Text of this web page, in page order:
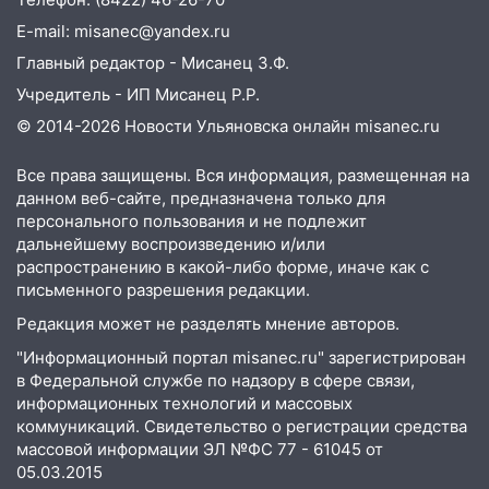
празднованию Дня сотрудника органов
следствия Российской Федерации
19:30 Ульяновцев приглашают
на фестивале «ФормАРТ»
18:11 Ульяновская область стала
пилотным регионом проекта
«Культурное долголетие»
17:23 Прогноз погоды в Ульяновской
области на 8 августа
17:16
В реанимацию Ульяновской
областной больницы поступили шесть
новых аппаратов ИВЛ
16:51 В Чердаклинском районе
ремонтируют дороги, ставят остановки
и проводят новое освещение
E-mail: misanec@yandex.ru
Главный редактор - Мисанец З.Ф.
Учредитель - ИП Мисанец Р.Р.
© 2014-2026 Новости Ульяновска онлайн misanec.ru
Все права защищены. Вся информация, размещенная на
данном веб-сайте, предназначена только для
персонального пользования и не подлежит
дальнейшему воспроизведению и/или
распространению в какой-либо форме, иначе как с
письменного разрешения редакции.
Редакция может не разделять мнение авторов.
"Информационный портал misanec.ru" зарегистрирован
в Федеральной службе по надзору в сфере связи,
информационных технологий и массовых
коммуникаций. Свидетельство о регистрации средства
массовой информации ЭЛ №ФС 77 - 61045 от
05.03.2015